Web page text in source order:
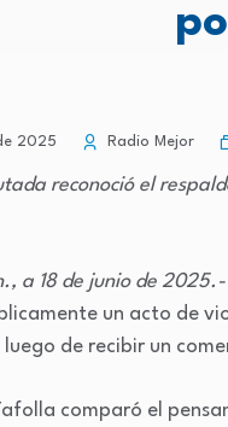
2025 Radio Mejor
reconoció el
a 18 de junio de 2025.-
un acto de
luego de recibir un
comparó el